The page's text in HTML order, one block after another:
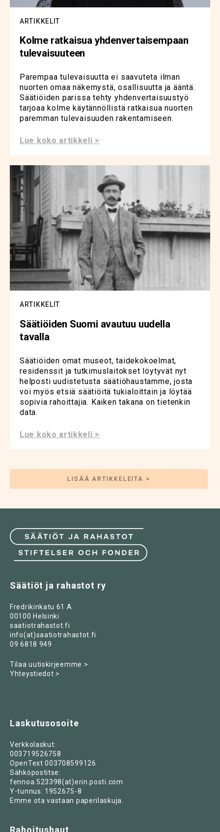
ARTIKKELIT
Kolme ratkaisua yhdenvertaisempaan
tulevaisuuteen
Parempaa tulevaisuutta ei saavuteta ilman
nuorten omaa näkemystä, osallisuutta ja ääntä.
Säätiöiden parissa tehty yhdenvertaisuustyö
tarjoaa kolme käytännöllistä ratkaisua nuorten
paremman tulevaisuuden rakentamiseen.
Lue koko artikkeli >
ARTIKKELIT
Säätiöiden Suomi avautuu uudella
tavalla
Säätiöiden omat museot, taidekokoelmat,
residenssit ja tutkimuslaitokset löytyvät nyt
helposti uudistetusta säätiöhaustamme, josta
voi myös etsiä säätiöitä tukialoittain ja löytää
sopivia rahoittajia. Kaiken takana on tietenkin
data.
Lue koko artikkeli >
LISÄÄ ARTIKKELEITA >
Säätiöt ja rahastot ry
Fredrikinkatu 61 A
00100 Helsinki
saatiotrahastot.fi
info(at)saatiotrahastot.fi
09 6818 949
Tilaa uutiskirjeemme >
Yhteystiedot >
Laskutusosoite
Verkkolaskut:
003719526758
OpenText 003708599126
Sähköpostitse:
fennoa.523398(at)erin.posti.com
Y-tunnus: 1952675-8
Emme ota vastaan paperilaskuja.
Rahoitushaut